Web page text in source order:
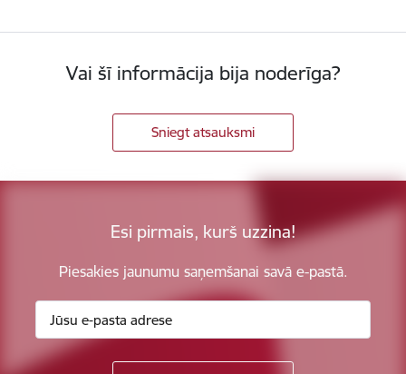
Vai šī informācija bija noderīga?
Sniegt atsauksmi
Esi pirmais, kurš uzzina!
Piesakies jaunumu saņemšanai savā e-pastā.